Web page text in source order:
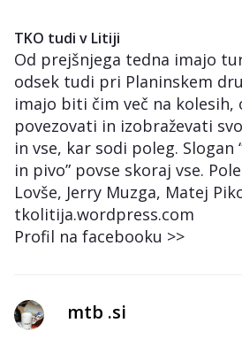
TKO tudi v Litiji
Od prejšnjega tedna imajo
odsek tudi pri Planinskem
imajo biti čim več na
povezovati in izobraževati
in vse, kar sodi poleg. Slogan
in pivo” povse skoraj vse.
Lovše, Jerry Muzga, Matej
tkolitija.wordpress.com
Profil na facebooku >>
mtb .si